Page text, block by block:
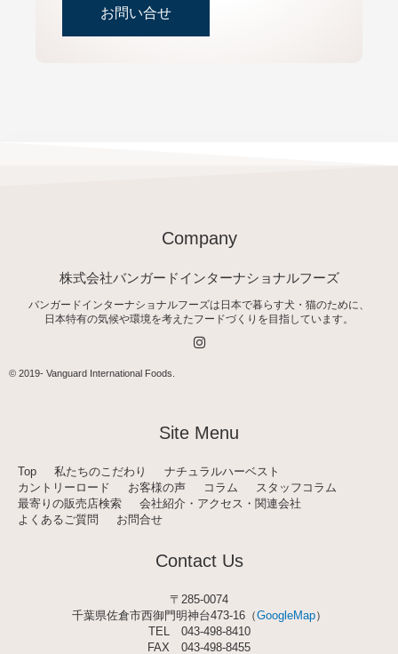
お問い合せ
Company
株式会社バンガードインターナショナルフーズ
バンガードインターナショナルフーズは日本で暮らす犬・猫のために、
日本特有の気候や環境を考えたフードづくりを目指しています。
I
n
a
m
© 2019- Vanguard International Foods
Site Menu
Top 私たちのこだわり
ナチュラルハーベスト
カントリーロード
お客様の声 コラム
スタッフコラム
最寄りの販売店検索
会社紹介・アクセス・関連会社
よくあるご質問
お問合せ
Contact Us
〒285-0074
千葉県佐倉市西御門明神台473-16（GoogleMap）
TEL 043-498-8410
FAX 043-498-8455